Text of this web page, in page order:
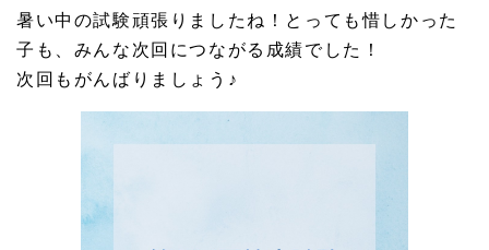
暑い中の試験頑張りましたね！とっても惜しかった
子も、みんな次回につながる成績でした！
次回もがんばりましょう♪